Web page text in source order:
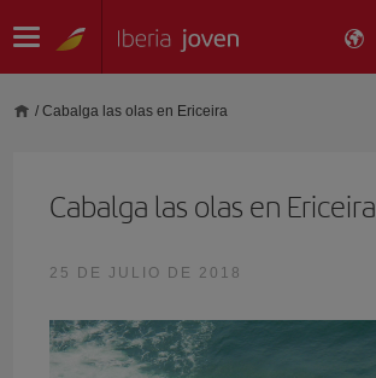
/ Cabalga las olas en Ericeira
Cabalga las olas en Ericeira
25 DE JULIO DE 2018